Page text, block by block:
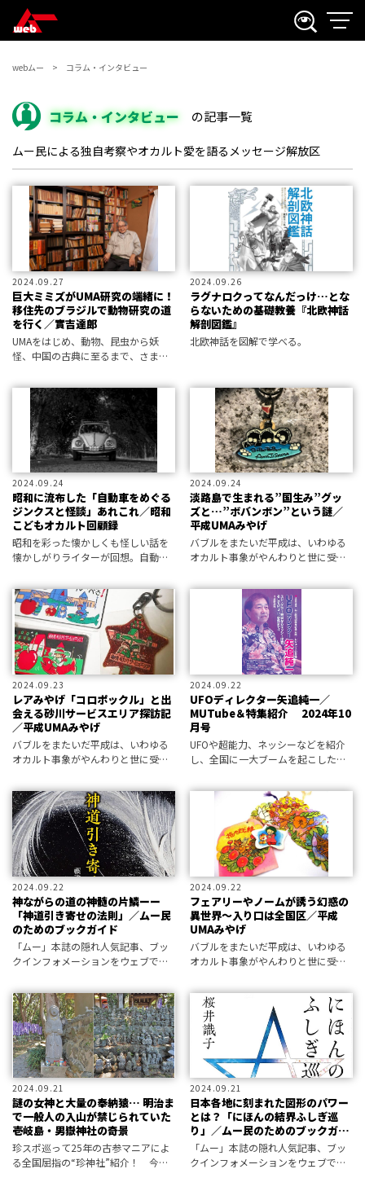
webムー コラム・インタビュー
コラム・インタビュー の記事一覧
ムー民による独自考察やオカルト愛を語るメッセージ解放区
2024.09.27
巨大ミミズがUMA研究の端緒に！
移住先のブラジルで動物研究の道
を行く／實吉達郎
UMAをはじめ、動物、昆虫から妖
怪、中国の古典に至るまで、さまざ
る動物研究に大きな影響を与えたレ
ジェンドの実像に迫る。
2024.09.26
ラグナロクってなんだっけ…とな
らないための基礎教養『北欧神話
解剖図鑑』
北欧神話を図解で学べる。
2024.09.24
昭和に流布した「自動車をめぐる
ジンクスと怪談」あれこれ／昭和
こどもオカルト回顧録
昭和を彩った懐かしくも怪しい話を
懐かしがりライターが回想。自動
代の心理を振り返る。
2024.09.24
淡路島で生まれる”国生み”グッ
ズと…”ボバンボン”という謎／
平成UMAみやげ
バブルをまたいだ平成は、いわゆる
オカルト事象がやんわりと世に受け
ァンシー絵みやげ」研究家の山下メ
ロが、当時を彩った”UMAみやげ”の
世界をご案内。妖精…小人…とき
2024.09.23
レアみやげ「コロポックル」と出
会える砂川サービスエリア探訪記
／平成UMAみやげ
バブルをまたいだ平成は、いわゆる
オカルト事象がやんわりと世に受け
ァンシー絵みやげ」研究家の山下メ
ロが、当時を彩った”UMAみやげ”の
世界をご案内。前回の「妖精」につ
づい
2024.09.22
UFOディレクター矢追純一／
MUTube＆特集紹介 2024年10
月号
UFOや超能力、ネッシーなどを紹介
し、全国に一大ブームを起こした男
上編集長がMUTubeで解説。
2024.09.22
神ながらの道の神髄の片鱗ーー
「神道引き寄せの法則」／ムー民
のためのブックガイド
「ムー」本誌の隠れ人気記事、ブッ
クインフォメーションをウェブで公
をお届けします。
2024.09.22
フェアリーやノームが誘う幻惑の
異世界～入り口は全国区／平成
UMAみやげ
バブルをまたいだ平成は、いわゆる
オカルト事象がやんわりと世に受け
ァンシー絵みやげ」研究家の山下メ
ロが、当時を彩った”UMAみやげ”の
世界をご案内。今回は小さな「妖
精」を
2024.09.21
謎の女神と大量の奉納猿… 明治ま
で一般人の入山が禁じられていた
壱岐島・男嶽神社の奇景
珍スポ巡って25年の古参マニアによ
る全国屈指の“珍神社”紹介！ 今回
2024.09.21
日本各地に刻まれた図形のパワー
とは？「にほんの結界ふしぎ巡
り」／ムー民のためのブックガイ
ド「ムー」本誌の隠れ人気記事、ブッ
クインフォメーションをウェブで公